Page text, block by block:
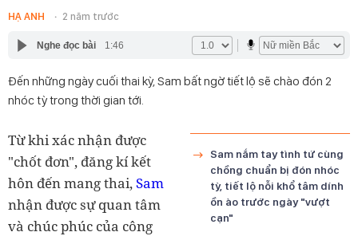
HẠ ANH 2 năm trước
Nghe đọc bài 1:46
Đến những ngày cuối thai kỳ, Sam bất ngờ tiết lộ sẽ chào đón 2
nhóc tỳ trong thời gian tới.
Sam nắm tay tình tứ cùng
chồng chuẩn bị đón nhóc
tỳ, tiết lộ nỗi khổ tâm dính
ồn ào trước ngày "vượt
cạn"
Từ khi xác nhận được
"chốt đơn", đăng kí kết
hôn đến mang thai,Sam
nhận được sự quan tâm
và chúc phúc của công